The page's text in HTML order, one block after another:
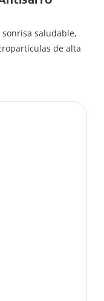
saludable,
de alta